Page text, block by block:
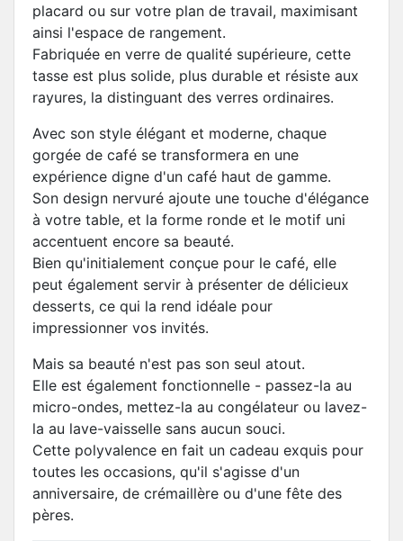
placard ou sur votre plan de travail, maximisant
ainsi l'espace de rangement.
Fabriquée en verre de qualité supérieure, cette
tasse est plus solide, plus durable et résiste aux
rayures, la distinguant des verres ordinaires.
Avec son style élégant et moderne, chaque
gorgée de café se transformera en une
expérience digne d'un café haut de gamme.
Son design nervuré ajoute une touche d'élégance
à votre table, et la forme ronde et le motif uni
accentuent encore sa beauté.
Bien qu'initialement conçue pour le café, elle
peut également servir à présenter de délicieux
desserts, ce qui la rend idéale pour
impressionner vos invités.
Mais sa beauté n'est pas son seul atout.
Elle est également fonctionnelle - passez-la au
micro-ondes, mettez-la au congélateur ou lavez-
la au lave-vaisselle sans aucun souci.
Cette polyvalence en fait un cadeau exquis pour
toutes les occasions, qu'il s'agisse d'un
anniversaire, de crémaillère ou d'une fête des
pères.